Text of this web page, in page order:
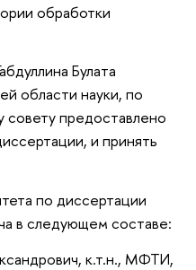
обработки
Булата
области науки, по
предоставлено
и принять
по диссертации
в следующем составе:
к.т.н., МФТИ,